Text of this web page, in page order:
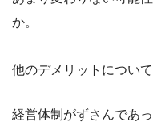
か。
他のデメリットについ
経営体制がずさんであ